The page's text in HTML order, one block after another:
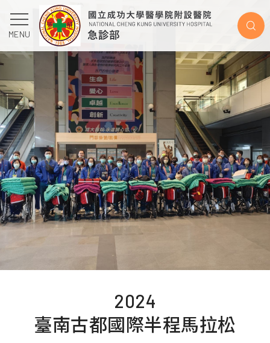
成大醫院急診即時資訊
MENU
2024
臺南古都國際半程馬拉松